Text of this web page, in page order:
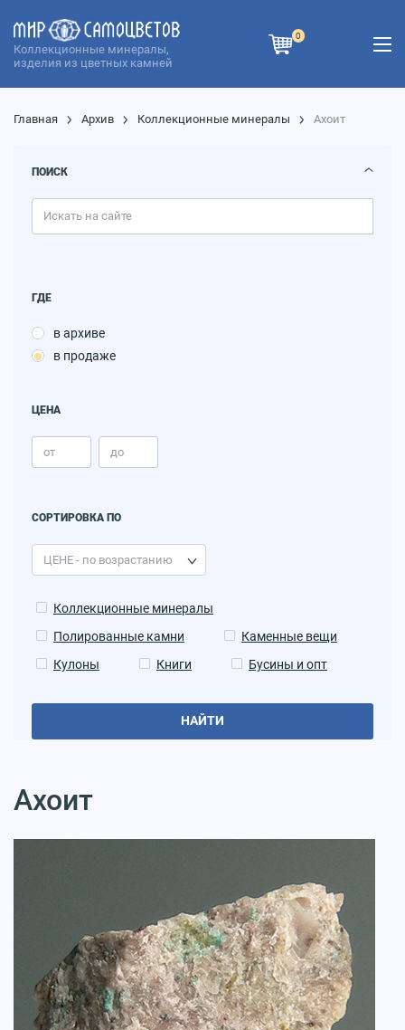
Коллекционные минералы,
изделия из цветных камней
0
Главная Архив Коллекционные минералы Ахоит
ПОИСК
ГДЕ
в архиве
в продаже
ЦЕНА
СОРТИРОВКА ПО
Коллекционные минералы
Полированные камни
Каменные вещи
Кулоны
Книги Бусины и опт
НАЙТИ
Ахоит